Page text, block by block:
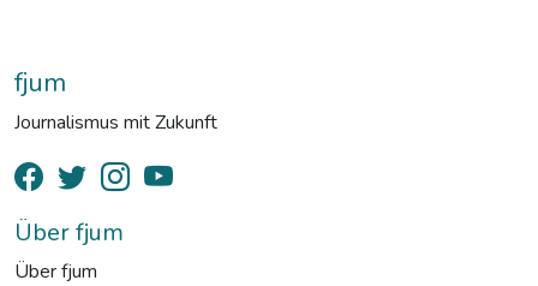
fjum
Journalismus mit Zukunft
Über fjum
Über fjum